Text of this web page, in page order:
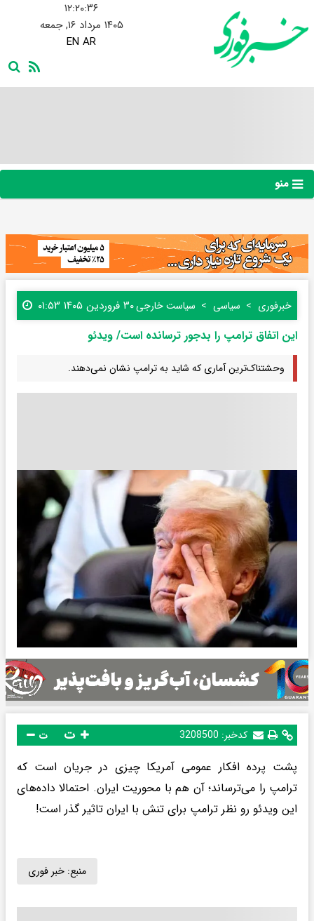
۱۲:۲۰:۳۷
۱۴۰۵ مرداد ۱۶, جمعه
EN AR
منو
خبرفوری سیاسی سیاست خارجی۳۰ فروردین ۱۴۰۵ ۰۱:۵۳
این اتفاق ترامپ را بدجور ترسانده است/ ویدئو
وحشتناک‌ترین آماری که شاید به ترامپ نشان نمی‌دهند.
کدخبر: 3208500 ت
پشت پرده افکار عمومی آمریکا چیزی در جریان است که
ترامپ را می‌ترساند؛ آن هم با محوریت ایران. احتمالا داده‌های
این ویدئو رو نظر ترامپ برای تنش با ایران تاثیر گذر است!
منبع: خبر فوری